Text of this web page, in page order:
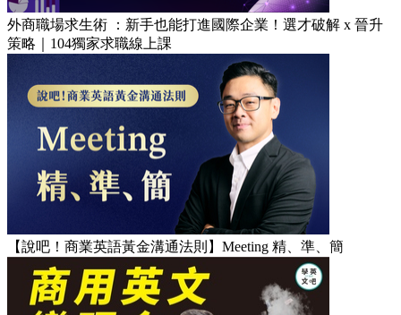
外商職場求生術 ：新手也能打進國際企業！選才破解 x 晉升
策略｜104獨家求職線上課
【說吧！商業英語黃金溝通法則】Meeting 精、準、簡